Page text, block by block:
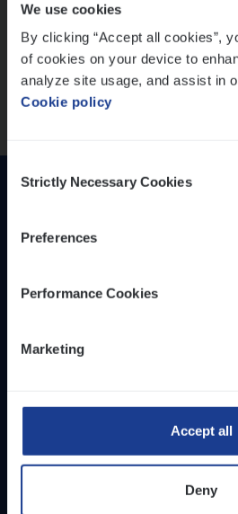
We use cookies
By clicking “Accept all cookies”,
of cookies on your device to
analyze site usage, and assist in
Cookie policy
Selection
Strictly Necessary Cookies
Preferences
Performance Cookies
Marketing
Accept all
Deny
IT, Change & Innovation
People Management
Sales Management
Loca­tie
Provincie Limburg
versterken
Mathias houdt van diepgaande
humor
Thalia zoekt graag oplossingen, in
werk
Duur­zaam­heid
Part­ner­ships